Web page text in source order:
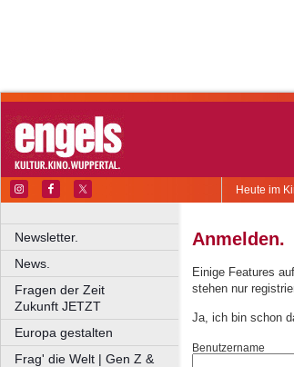
Heute im
Newsletter.
News.
Fragen der Zeit
Zukunft JETZT
Europa gestalten
Frag' die Welt | Gen Z &
Anmelden.
Einige Features
stehen nur
Ja, ich bin schon
Benutzername